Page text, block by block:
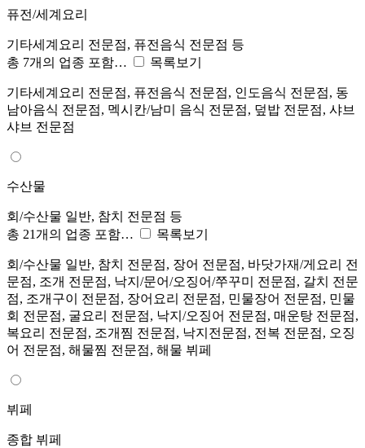
퓨전/세계요리
기타세계요리 전문점, 퓨전음식 전문점 등
총 7개의 업종 포함…
목록보기
기타세계요리 전문점, 퓨전음식 전문점, 인도음식 전문점, 동
남아음식 전문점, 멕시칸/남미 음식 전문점, 덮밥 전문점, 샤브
샤브 전문점
수산물
회/수산물 일반, 참치 전문점 등
총 21개의 업종 포함…
목록보기
회/수산물 일반, 참치 전문점, 장어 전문점, 바닷가재/게요리 전
문점, 조개 전문점, 낙지/문어/오징어/쭈꾸미 전문점, 갈치 전문
점, 조개구이 전문점, 장어요리 전문점, 민물장어 전문점, 민물
회 전문점, 굴요리 전문점, 낙지/오징어 전문점, 매운탕 전문점,
복요리 전문점, 조개찜 전문점, 낙지전문점, 전복 전문점, 오징
어 전문점, 해물찜 전문점, 해물 뷔페
뷔페
종합 뷔페